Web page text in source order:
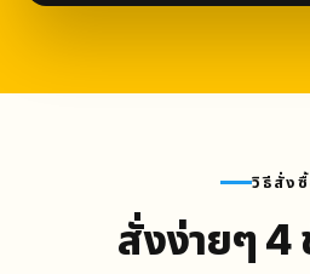
วิธีสั่ง
สั่งง่ายๆ 4